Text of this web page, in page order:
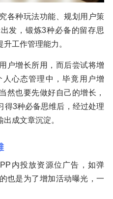
各种玩法功能、规划用户策
发，锻炼3种必备的留存思
工作管理能力。
户增长所用，而后尝试将增
心态管理中，毕竟用户增
然也要先做好自己的增长，
得3种必备思维后，经过处理
出成文章沉淀。
内投放资源位广告，如弹
也是为了增加活动曝光，一